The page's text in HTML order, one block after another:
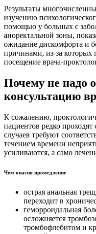
Результаты
изучению
помощью у больных с
аноректальной зоны,
ожидание дискомфорта и
причинами, из-за
посещение врача-
Почему не надо
консультацию
К сожалению,
пациентов редко
случаев требуют
течением времени
усиливаются, а само
Чем опасно промедление
острая анальная
переходит в
геморроидальная
осложняется
тромбофлебитом и